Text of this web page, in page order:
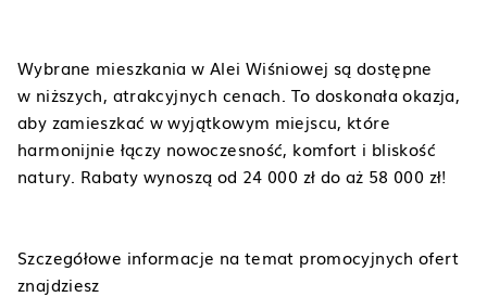
Wybrane mieszkania w Alei Wiśniowej są dostępne
w niższych, atrakcyjnych cenach. To doskonała okazja,
aby zamieszkać w wyjątkowym miejscu, które
harmonijnie łączy nowoczesność, komfort i bliskość
natury. Rabaty wynoszą od 24 000 zł do aż 58 000 zł!
Szczegółowe informacje na temat promocyjnych ofert
znajdziesz